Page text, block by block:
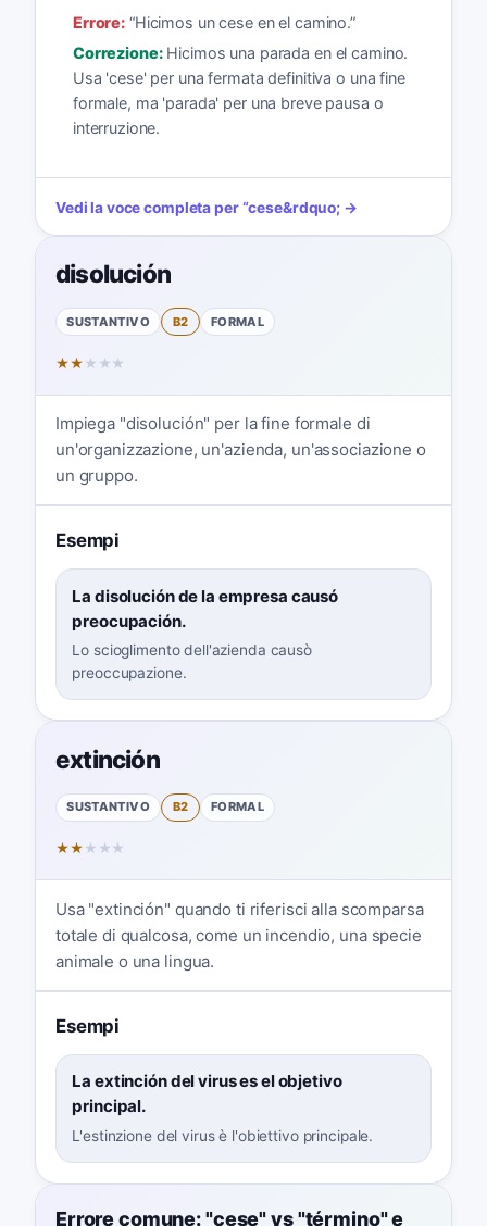
Errore: “Hicimos un cese en el camino.”
Correzione: Hicimos una parada en el camino.
Usa 'cese' per una fermata definitiva o una fine
formale, ma 'parada' per una breve pausa o
interruzione.
Vedi la voce completa per“cese&rdquo; →
disolución
SUSTANTIVO B2 FORMAL
★★ ★ ★ ★
Impiega "disolución" per la fine formale di
un'organizzazione, un'azienda, un'associazione o
un gruppo.
Esempi
La disolución de la empresa causó
preocupación.
Lo scioglimento dell'azienda causò
preoccupazione.
extinción
SUSTANTIVO B2 FORMAL
★★ ★ ★ ★
Usa "extinción" quando ti riferisci alla scomparsa
totale di qualcosa, come un incendio, una specie
animale o una lingua.
Esempi
La extinción del virus es el objetivo
principal.
L'estinzione del virus è l'obiettivo principale.
Errore comune: "cese" vs "término" e